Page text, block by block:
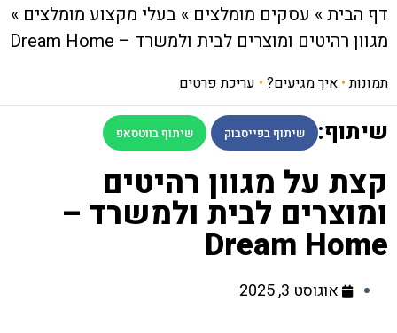
דף הבית» עסקים מומלצים » בעלי מקצוע מומלצים »
מגוון רהיטים ומוצרים לבית ולמשרד – Dream Home
תמונות• איך מגיעים? • עריכת פרטים
שיתוף: שיתוף בפייסבוק שיתוף בווטסאפ
קצת על מגוון רהיטים
ומוצרים לבית ולמשרד –
Dream Home
אוגוסט 3, 2025